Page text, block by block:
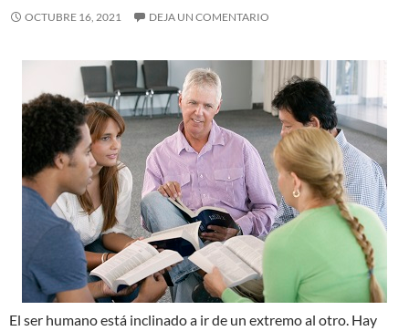
OCTUBRE 16, 2021 DEJA UN COMENTARIO
El ser humano está inclinado a ir de un extremo al otro. Hay